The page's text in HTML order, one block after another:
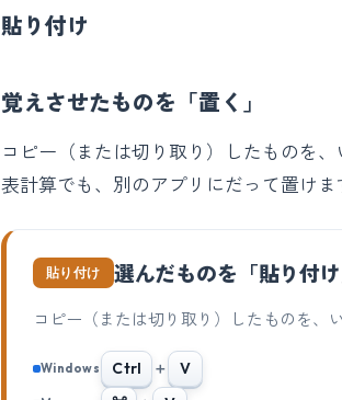
貼り付け
覚えさせたものを「置く」
コピー（または切り取り）したものを
表計算でも、別のアプリにだって置けま
貼り付け 選んだものを「貼り付
コピー（または切り取り）したものを、
Windows Ctrl ＋ V